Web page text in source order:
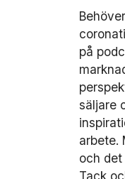
på
säljare
arbete.
och
Tack